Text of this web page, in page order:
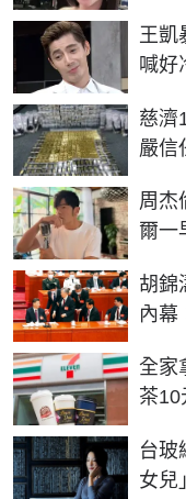
王凱
喊好
慈濟
嚴信
周杰
爾一
胡錦
內幕
全家
茶
台玻
女兒